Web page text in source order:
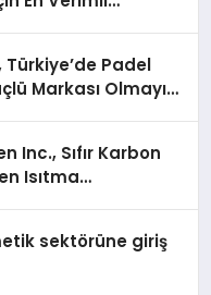
Türkiye’de Padel
Markası Olmayı
Inc., Sıfır Karbon
Isıtma
sektörüne giriş